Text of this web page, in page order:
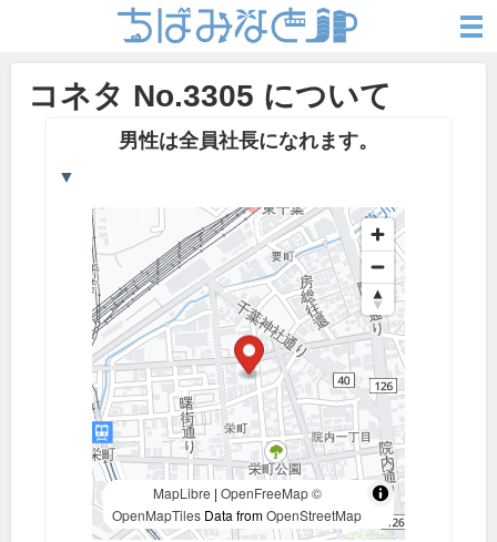
コネタ No.3305 について
男性は全員社長になれます。
▼
MapLibre | OpenFreeMap©
OpenMapTiles Data fromOpenStreetMap